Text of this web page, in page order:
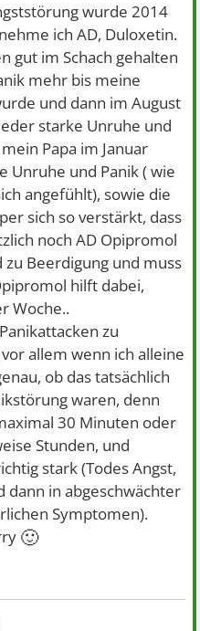
wurde 2014
ich AD, Duloxetin.
gut im Schach gehalten
mehr bis meine
und dann im August
starke Unruhe und
Papa im Januar
Unruhe und Panik ( wie
angefühlt), sowie die
sich so verstärkt, dass
noch AD Opipromol
Beerdigung und muss
hilft dabei,
Woche..
zu
allem wenn ich alleine
ob das tatsächlich
waren, denn
30 Minuten oder
Stunden, und
stark (Todes Angst,
dann in abgeschwächter
Symptomen).
🙂